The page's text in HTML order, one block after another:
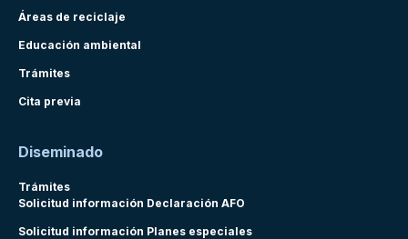
Áreas de reciclaje
Educación ambiental
Trámites
Cita previa
Diseminado
Trámites
Solicitud información Declaración AFO
Solicitud información Planes especiales